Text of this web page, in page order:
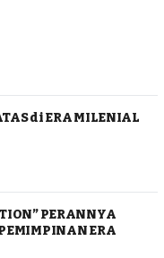
di ERA MILENIAL
PERANNYA
ERA